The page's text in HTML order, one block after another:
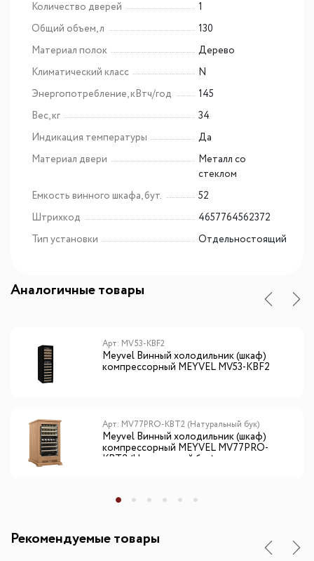
Количество дверей
1
Общий объем, л
130
Материал полок
Дерево
Климатический класс
N
Энергопотребление, кВтч/год
145
Вес, кг
34
Индикация температуры
Да
Материал двери
Металл со
стеклом
Емкость винного шкафа, бут.
52
Штрихкод
4657764562372
Тип установки
Отдельностоящий
Аналогичные товары
Арт: MV53-KBF2
Meyvel Винный холодильник (шкаф)
компрессорный MEYVEL MV53-KBF2
Арт: MV77PRO-KBT2 (Натуральный бук)
Meyvel Винный холодильник (шкаф)
компрессорный MEYVEL MV77PRO-
KBT2 (Натуральный бук)
Рекомендуемые товары